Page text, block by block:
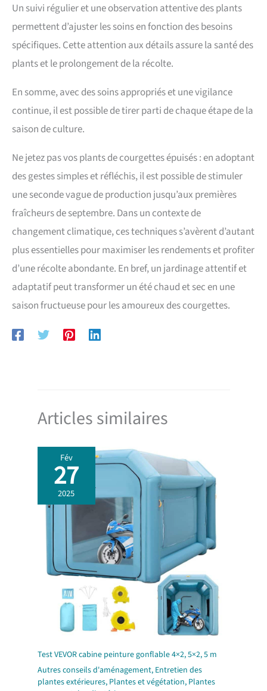
Un suivi régulier et une observation attentive des plants
permettent d’ajuster les soins en fonction des besoins
spécifiques. Cette attention aux détails assure la santé des
plants et le prolongement de la récolte.
En somme, avec des soins appropriés et une vigilance
continue, il est possible de tirer parti de chaque étape de la
saison de culture.
Ne jetez pas vos plants de courgettes épuisés : en adoptant
des gestes simples et réfléchis, il est possible de stimuler
une seconde vague de production jusqu’aux premières
fraîcheurs de septembre. Dans un contexte de
changement climatique, ces techniques s’avèrent d’autant
plus essentielles pour maximiser les rendements et profiter
d’une récolte abondante. En bref, un jardinage attentif et
adaptatif peut transformer un été chaud et sec en une
saison fructueuse pour les amoureux des courgettes.
Articles similaires
Fév
27
2025
Test VEVOR cabine peinture gonflable 4×2, 5×2, 5 m
Autres conseils d'aménagement, Entretien des
plantes extérieures, Plantes et végétation, Plantes